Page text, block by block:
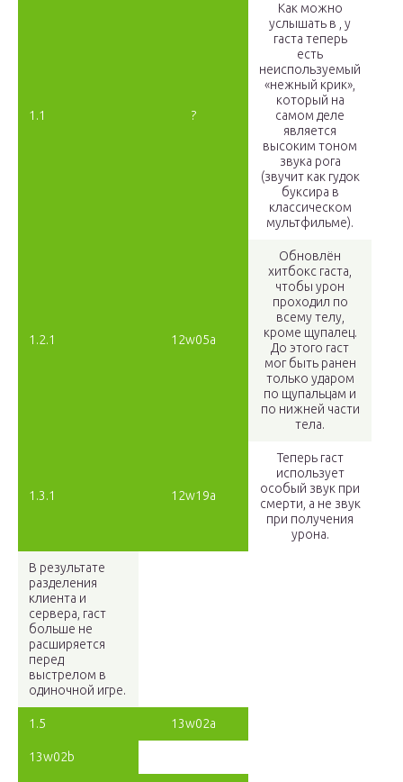
1.1 ?
Как можно
услышать в , у
гаста теперь
есть
неиспользуемый
«нежный крик»,
который на
самом деле
является
высоким тоном
звука рога
(звучит как гудок
буксира в
классическом
мультфильме).
1.2.1 12w05a
Обновлён
хитбокс гаста,
чтобы урон
проходил по
всему телу,
кроме щупалец.
До этого гаст
мог быть ранен
только ударом
по щупальцам и
по нижней части
тела.
1.3.1 12w19a
Теперь гаст
использует
особый звук при
смерти, а не звук
при получения
урона.
В результате
разделения
клиента и
сервера, гаст
больше не
расширяется
перед
выстрелом в
одиночной игре.
1.5 13w02a
13w02b